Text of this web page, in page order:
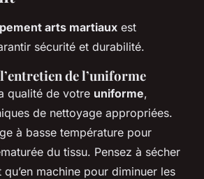
arts martiaux est
sécurité et durabilité.
de l’uniforme
qualité de votre uniforme,
de nettoyage appropriées.
à basse température pour
du tissu. Pensez à sécher
qu’en machine pour diminuer les